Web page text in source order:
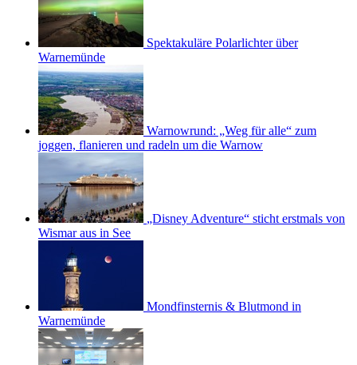
Spektakuläre Polarlichter über
Warnemünde
Warnowrund: „Weg für alle“ zum
joggen, flanieren und radeln um die Warnow
„Disney Adventure“ sticht erstmals von
Wismar aus in See
Mondfinsternis & Blutmond in
Warnemünde